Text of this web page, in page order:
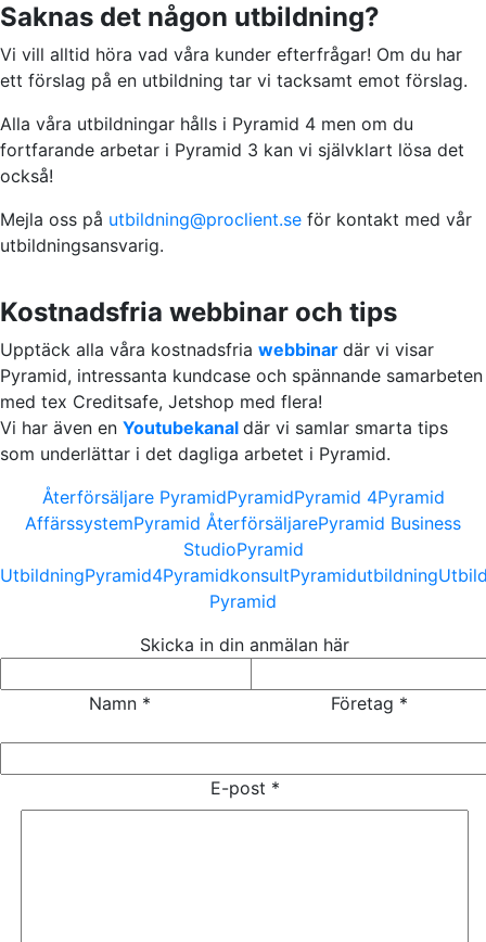
Saknas det någon utbildning?
Vi vill alltid höra vad våra kunder efterfrågar! Om du har
ett förslag på en utbildning tar vi tacksamt emot förslag.
Alla våra utbildningar hålls i Pyramid 4 men om du
fortfarande arbetar i Pyramid 3 kan vi självklart lösa det
också!
Mejla oss på utbildning@proclient.se för kontakt med vår
utbildningsansvarig.
Kostnadsfria webbinar och tips
Upptäck alla våra kostnadsfria webbinar där vi visar
Pyramid, intressanta kundcase och spännande samarbeten
med tex Creditsafe, Jetshop med flera!
Vi har även en Youtubekanal där vi samlar smarta tips
som underlättar i det dagliga arbetet i Pyramid.
Återförsäljare PyramidPyramidPyramid 4Pyramid
AffärssystemPyramid ÅterförsäljarePyramid Business
StudioPyramid
UtbildningPyramid4PyramidkonsultPyramidutbildning
Pyramid
Skicka in din anmälan här
Namn * Företag *
E-post *